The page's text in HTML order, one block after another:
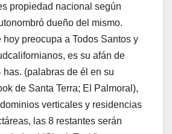
propiedad nacional según
dueño del mismo.
hoy preocupa a Todos Santos y
es su afán de
(palabras de él en su
de Santa Terra; El Palmoral),
verticales y residencias
las 8 restantes serán